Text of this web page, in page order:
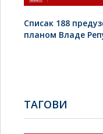
Списак 188
планом Владе
TAГОВИ